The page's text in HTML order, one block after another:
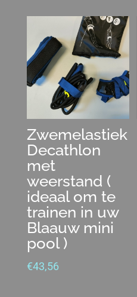
Zwemelastiek
Decathlon
met
weerstand (
ideaal om te
trainen in uw
Blaauw mini
pool )
€43,56